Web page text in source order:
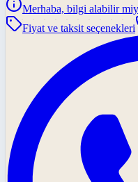
Merhaba, bilgi alabilir
Fiyat ve taksit seçenekleri